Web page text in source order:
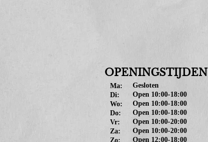
OPENINGSTIJDEN
Ma:
Di:
Wo:
Do:
Vr:
Za:
Zo:
Gesloten
Open 10:00-18:00
Open 10:00-18:00
Open 10:00-18:00
Open 10:00-20:00
Open 10:00-20:00
Open 12:00-18:00